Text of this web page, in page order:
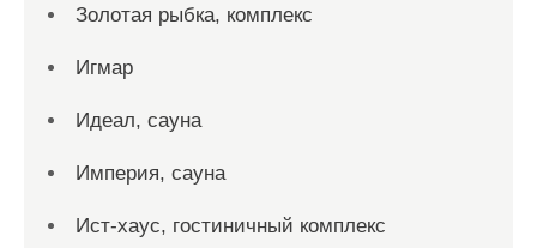
Золотая рыбка, комплекс
Игмар
Идеал, сауна
Империя, сауна
Ист-хаус, гостиничный комплекс